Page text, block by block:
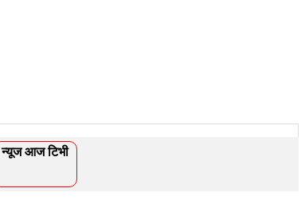
न्यूज आज टिभी